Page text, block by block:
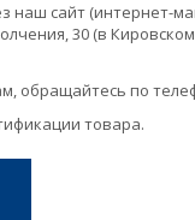
наш сайт (интернет-
30 (в
обращайтесь по
товара.